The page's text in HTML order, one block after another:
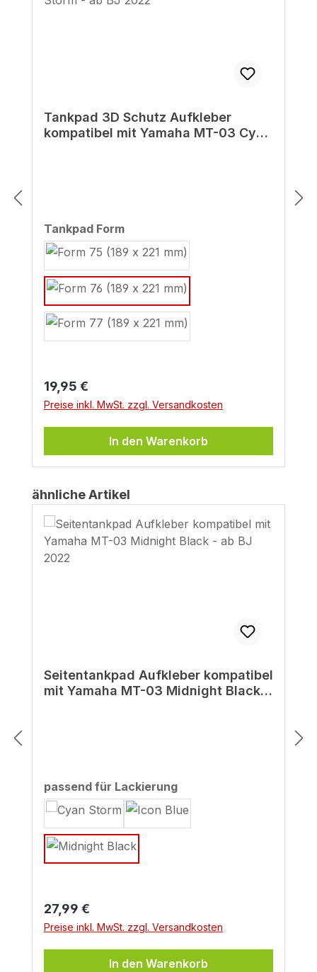
Tankpad 3D Schutz Aufkleber
kompatibel mit Yamaha MT-03 Cyan
Tankpad Formauswählen
Regulärer Preis:
19,95 €
Preise inkl. MwSt. zzgl. Versandkosten
In den Warenkorb
Produktgalerie überspringen
ähnliche Artikel
Seitentankpad Aufkleber kompatibel
mit Yamaha MT-03 Midnight Black -
passend für Lackierungauswählen
Regulärer Preis:
27,99 €
Preise inkl. MwSt. zzgl. Versandkosten
In den Warenkorb